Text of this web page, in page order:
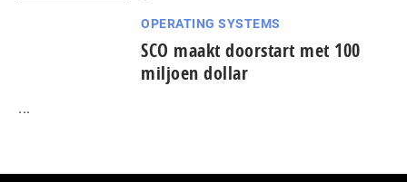
OPERATING SYSTEMS
SCO maakt doorstart met 100
miljoen dollar
...